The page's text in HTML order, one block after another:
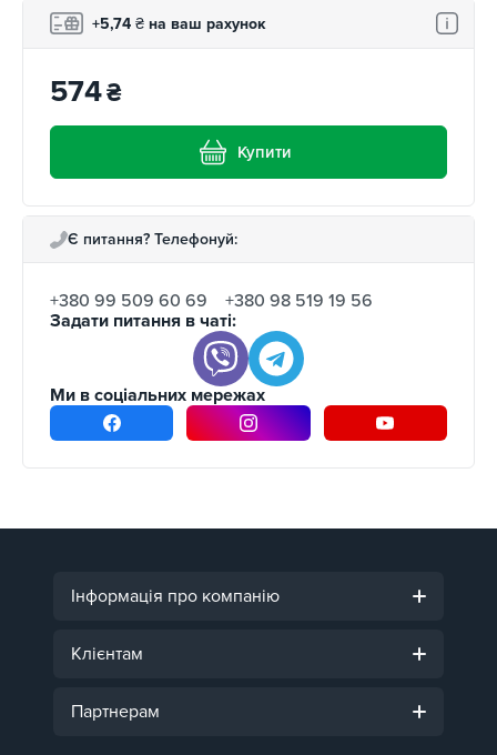
+5,74 ₴ на ваш рахунок
574₴
Купити
Є питання? Телефонуй:
+380 99 509 60 69
+380 98 519 19 56
Задати питання в чаті:
Ми в соціальних мережах
Інформація про компанію
Клієнтам
Партнерам